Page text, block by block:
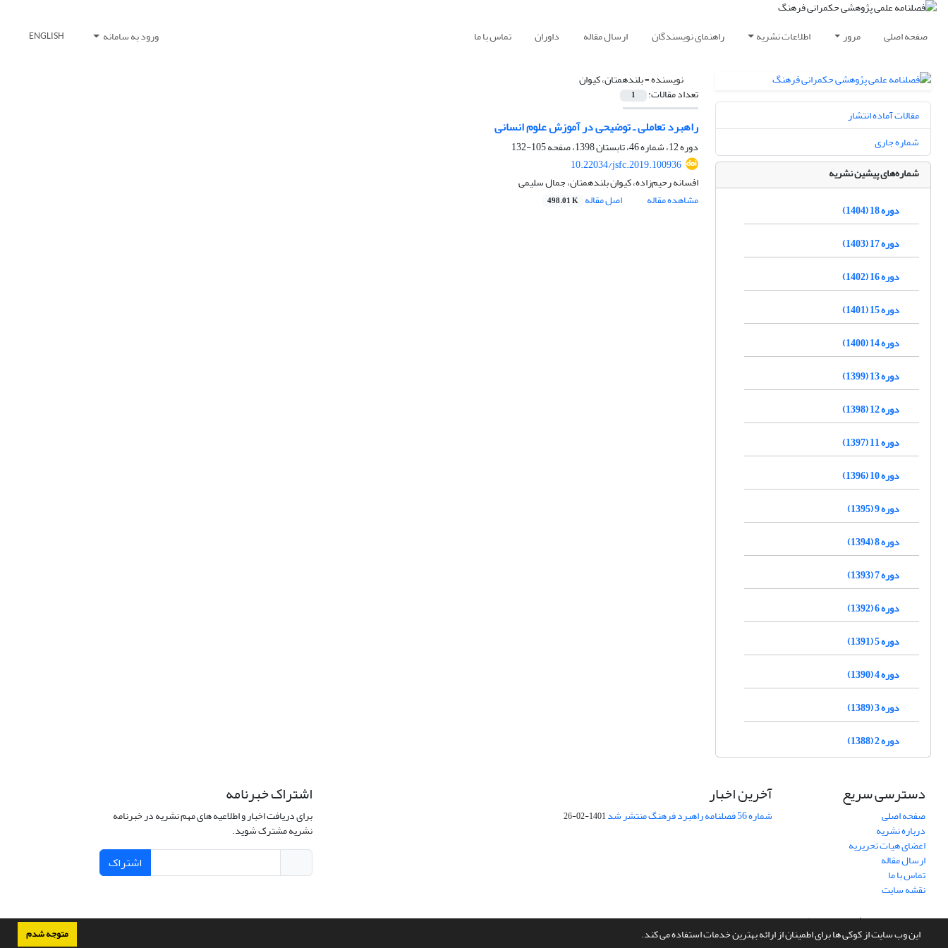
این وب سایت از کوکی ها برای اطمینان از ارائه بهترین خدمات استفاده می کند. متوجه شدم
صفحه اصلی مرور اطلاعات نشریه راهنمای نویسندگان ارسال مقاله داوران تماس با ما ورود به سامانه ENGLISH
نویسنده =بلندهمتان، کیوان
تعداد مقالات: 1
راهبرد تعاملی ـ توضیحی در آموزش علوم انسانی
دوره 12، شماره 46، تابستان 1398، صفحه
105-132
10.22034/jsfc.2019.100936
افسانه رحیم‌زاده، کیوان بلندهمتان، جمال سلیمی
مشاهده مقاله
اصل مقاله 498.01 K
مقالات آماده انتشار
شماره جاری
شماره‌های پیشین نشریه
دوره 18 (1404)
دوره 17 (1403)
دوره 16 (1402)
دوره 15 (1401)
دوره 14 (1400)
دوره 13 (1399)
دوره 12 (1398)
دوره 11 (1397)
دوره 10 (1396)
دوره 9 (1395)
دوره 8 (1394)
دوره 7 (1393)
دوره 6 (1392)
دوره 5 (1391)
دوره 4 (1390)
دوره 3 (1389)
دوره 2 (1388)
دسترسی سریع
صفحه اصلی
درباره نشریه
اعضای هیات تحریریه
ارسال مقاله
تماس با ما
نقشه سایت
آخرین اخبار
شماره 56 فصلنامه راهبرد فرهنگ منتشر شد 1401-02-26
اشتراک خبرنامه
برای دریافت اخبار و اطلاعیه های مهم نشریه در خبرنامه
نشریه مشترک شوید.
اشتراک
سامانه مدیریت نشریات علمی.طراحی و پیاده سازی ازسیناوب